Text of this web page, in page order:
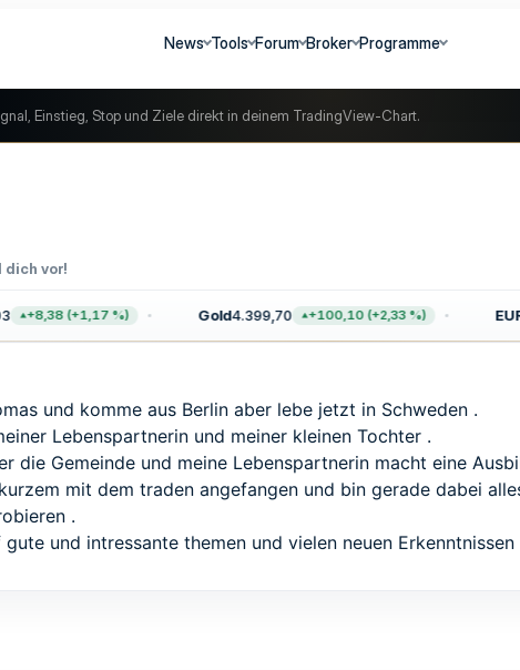
News Tools Forum Broker Programme
Einstieg, Stop und Ziele direkt in deinem TradingView-Chart.
dich vor!
+8,38 (+1,17 %) Gold4.399,70 +100,10 (+2,33 %)
und komme aus Berlin aber lebe jetzt in Schweden .
Lebenspartnerin und meiner kleinen Tochter .
die Gemeinde und meine Lebenspartnerin macht eine
mit dem traden angefangen und bin gerade dabei
.
und intressante themen und vielen neuen Erkenntnissen